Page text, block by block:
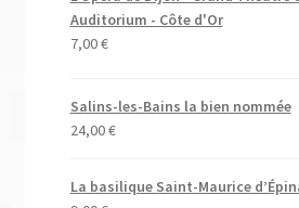
Auditorium - Côte d'Or
7,00€
Salins-les-Bains la bien nommée
24,00€
La basilique Saint-Maurice